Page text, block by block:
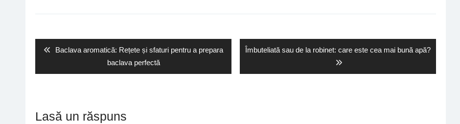
articolePrevious
Baclava aromatică: Rețete și sfaturi pentru a prepara
baclava perfectă
Next
Îmbuteliată sau de la robinet: care este cea mai bună apă?
Lasă un răspuns